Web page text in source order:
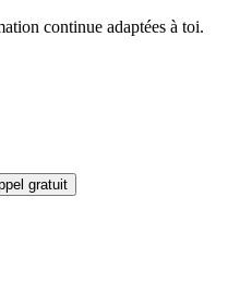
continue adaptées à toi.
gratuit